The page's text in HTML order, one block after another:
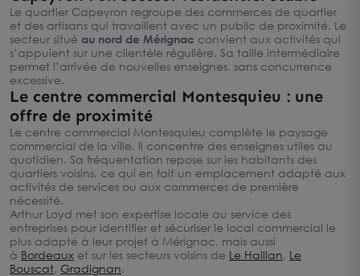
Le quartier Capeyron regroupe des commerces de quartier
et des artisans qui travaillent avec un public de proximité. Le
secteur situé au nord de Mérignac convient aux activités qui
s’appuient sur une clientèle régulière. Sa taille intermédiaire
permet l’arrivée de nouvelles enseignes, sans concurrence
excessive.
Le centre commercial Montesquieu : une
offre de proximité
Le centre commercial Montesquieu complète le paysage
commercial de la ville. Il concentre des enseignes utiles au
quotidien. Sa fréquentation repose sur les habitants des
quartiers voisins, ce qui en fait un emplacement adapté aux
activités de services ou aux commerces de première
nécessité.
Arthur Loyd met son expertise locale au service des
entreprises pour identifier et sécuriser le local commercial le
plus adapté à leur projet à Mérignac, mais aussi
à Bordeaux et sur les secteurs voisins de Le Haillan, Le
Bouscat, Gradignan.